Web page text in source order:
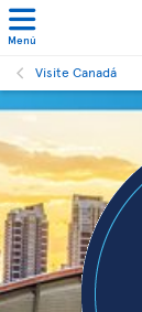
Menú
Visite Canadá